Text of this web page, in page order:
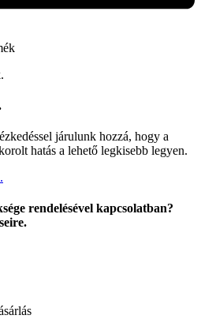
járulunk hozzá, hogy a
hatás a lehető legkisebb legyen.
rendelésével kapcsolatban?